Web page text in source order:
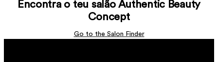
Encontra o teu salão Authentic Beauty
Concept
Go to the Salon Finder